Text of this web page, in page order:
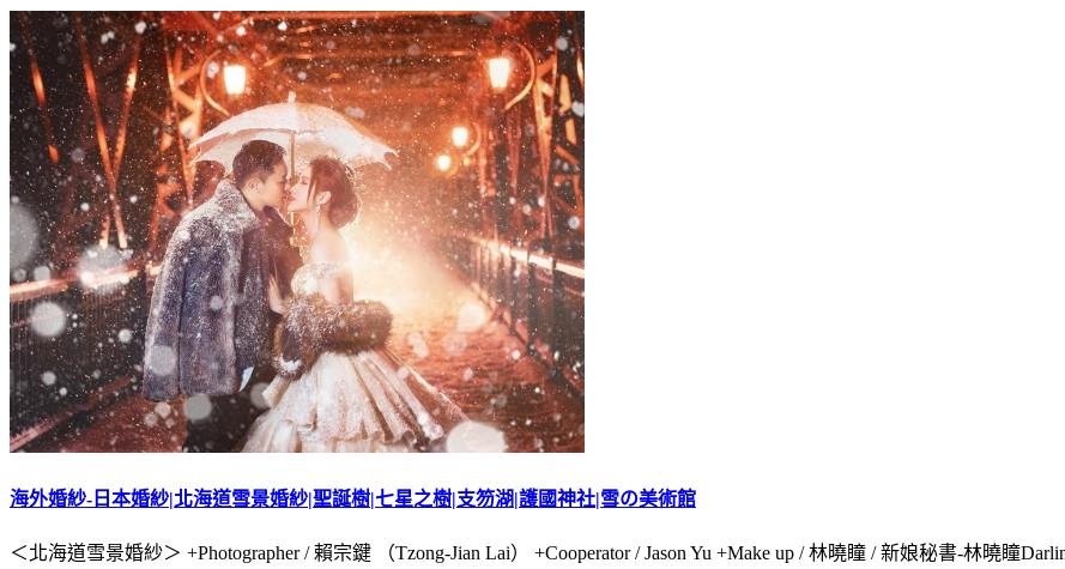
海外婚紗-日本婚紗|北海道雪景婚紗|聖誕樹|七星之樹|支笏湖|護國神社|雪の美術館
＜北海道雪景婚紗＞ +Photographer / 賴宗鍵 （Tzong-Jian Lai） +Cooperator / Jason Yu +Make up / 林曉瞳 / 新娘秘書-林曉瞳